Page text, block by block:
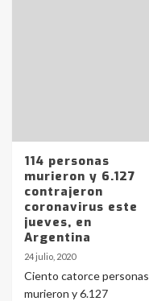
114 personas
murieron y 6.127
contrajeron
coronavirus este
jueves, en
Argentina
24 julio, 2020
Ciento catorce personas
murieron y 6.127